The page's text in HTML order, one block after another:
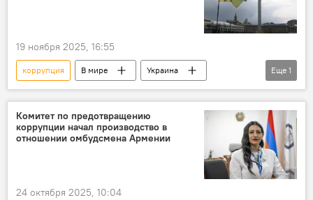
19 ноября 2025, 16:55
коррупция В мире
Украина
Служба внешней разведки
Еще 1
Комитет по предотвращению
коррупции начал производство в
отношении омбудсмена Армении
24 октября 2025, 10:04